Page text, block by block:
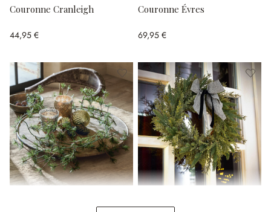
Couronne Cranleigh
44,95 €
Couronne Évres
69,95 €